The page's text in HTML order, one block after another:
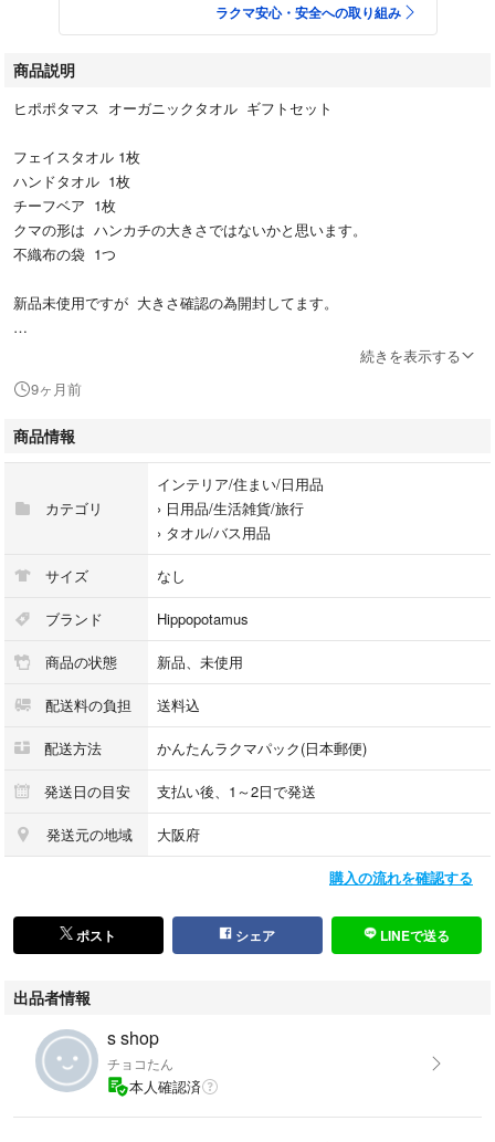
ラクマ安心・安全への取り組み
商品説明
ヒポポタマス オーガニックタオル ギフトセット
フェイスタオル 1枚
ハンドタオル 1枚
チーフベア 1枚
クマの形は ハンカチの大きさではないかと思います。
不織布の袋 1つ
新品未使用ですが 大きさ確認の為開封してます。
ご連絡下さいね。
製造国 ： 日本製
・オーガニックコットンとバンブーの交織
・高い吸水性と乾性....初回使用時より高い吸水性を発揮
・印象派の絵画をモチーフに染め上げた濃淡2配色
・敏感肌の方も安心
・バンブーレーヨン使用のため、吸水性抜群でスキンストレスを全く感じ
ません
続きを表示する
9ヶ月前
商品情報
カテゴリ
インテリア/住まい/日用品
› 日用品/生活雑貨/旅行
› タオル/バス用品
サイズ なし
ブランド Hippopotamus
商品の状態 新品、未使用
配送料の負担 送料込
配送方法 かんたんラクマパック(日本郵便)
発送日の目安 支払い後、1～2日で発送
発送元の地域 大阪府
購入の流れを確認する
ポスト シェア LINEで送る
出品者情報
s shop
チョコたん
本人確認済